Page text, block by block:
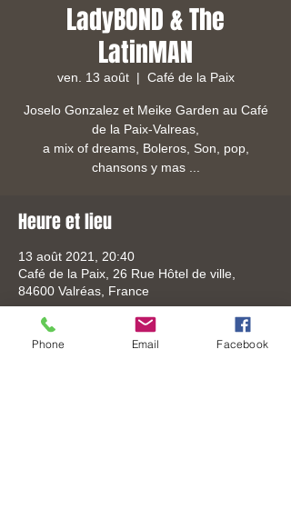
LadyBOND & The
LatinMAN
ven. 13 août
  |
Café de la Paix
Joselo Gonzalez et Meike Garden au Café
de la Paix-Valreas,
a mix of dreams, Boleros, Son, pop,
chansons y mas ...
Heure et lieu
13 août 2021, 20:40
Café de la Paix, 26 Rue Hôtel de ville,
84600 Valréas, France
Phone Email Facebook